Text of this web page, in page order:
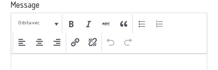
Message
Odstavec